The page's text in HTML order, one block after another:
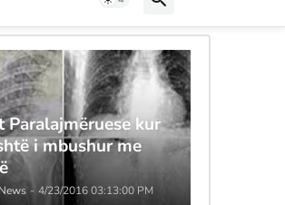
Paralajmëruese kur
i mbushur me
- 4/23/2016 03:13:00 PM